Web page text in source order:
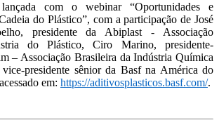
com o webinar “Oportunidades e
do Plástico”, com a participação de José
presidente da Abiplast - Associação
do Plástico, Ciro Marino, presidente-
– Associação Brasileira da Indústria Química
presidente sênior da Basf na América do
em: https://aditivosplasticos.basf.com/.